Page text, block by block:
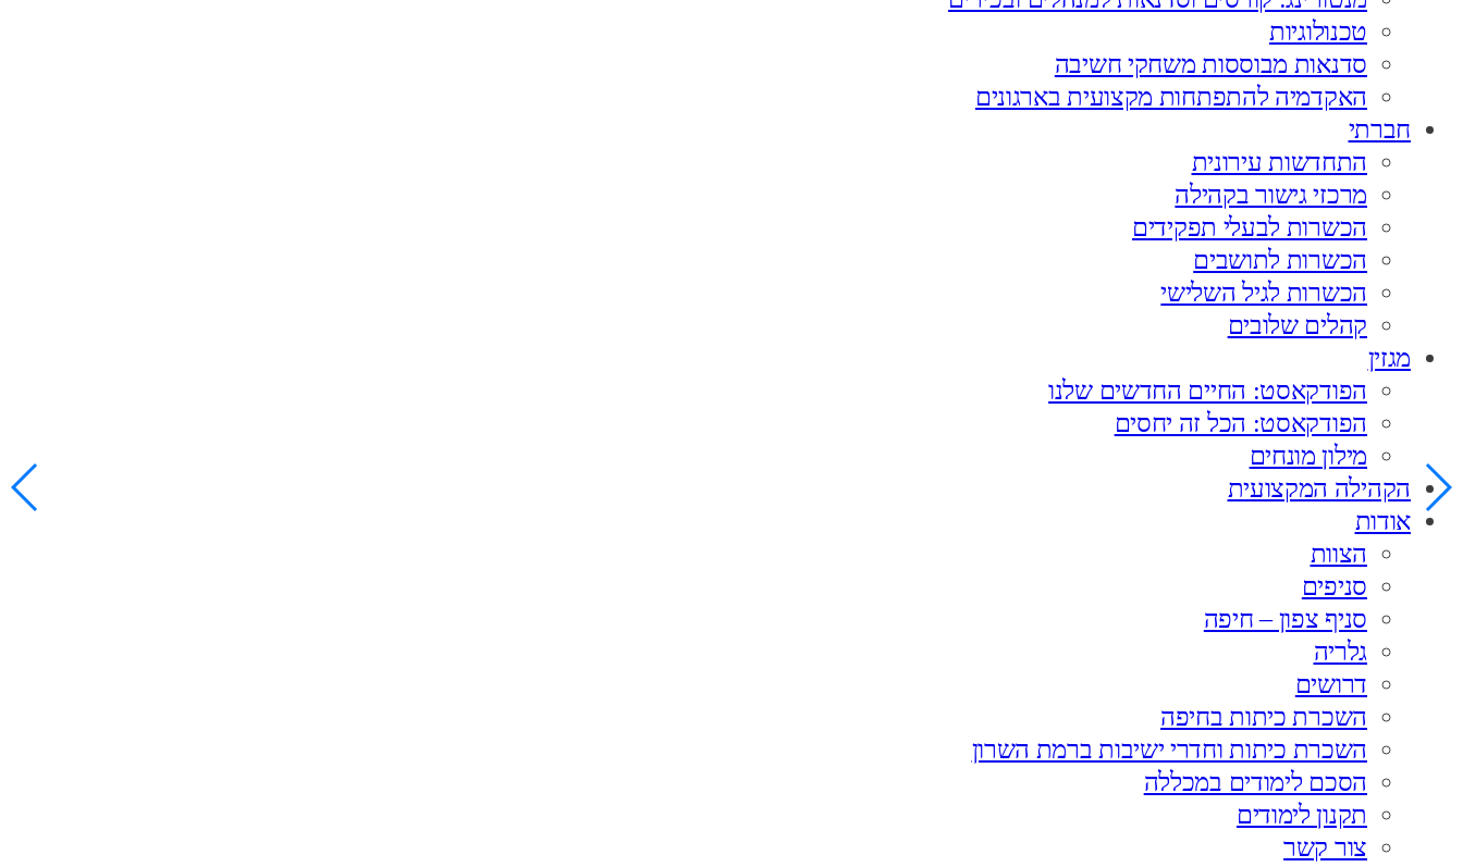
טכנולוגיות
סדנאות מבוססות משחקי חשיבה
האקדמיה להתפתחות מקצועית בארגונים
חברתי
התחדשות עירונית
מרכזי גישור בקהילה
הכשרות לבעלי תפקידים
הכשרות לתושבים
הכשרות לגיל השלישי
קהלים שלובים
מגזין
הפודקאסט: החיים החדשים שלנו
הפודקאסט: הכל זה יחסים
מילון מונחים
הקהילה המקצועית
אודות
הצוות
סניפים
סניף צפון – חיפה
גלריה
דרושים
השכרת כיתות בחיפה
השכרת כיתות וחדרי ישיבות ברמת השרון
הסכם לימודים במכללה
תקנון לימודים
צור קשר